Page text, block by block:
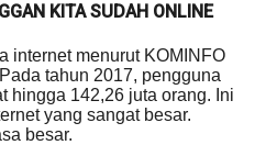
KITA SUDAH ONLINE
internet menurut KOMINFO
tahun 2017, pengguna
hingga 142,26 juta orang. Ini
yang sangat besar.
besar.